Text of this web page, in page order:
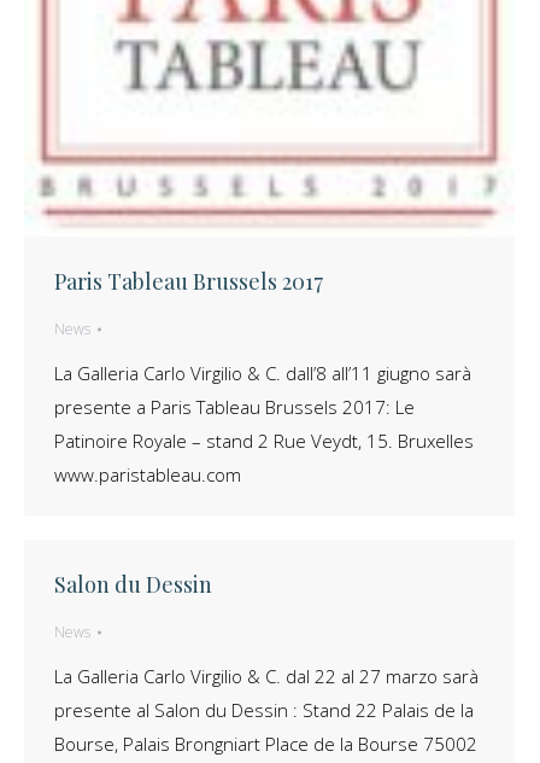
Paris Tableau Brussels 2017
News
La Galleria Carlo Virgilio & C. dall’8 all’11 giugno sarà
presente a Paris Tableau Brussels 2017: Le
Patinoire Royale – stand 2 Rue Veydt, 15. Bruxelles
www.paristableau.com
Salon du Dessin
News
La Galleria Carlo Virgilio & C. dal 22 al 27 marzo sarà
presente al Salon du Dessin : Stand 22 Palais de la
Bourse, Palais Brongniart Place de la Bourse 75002